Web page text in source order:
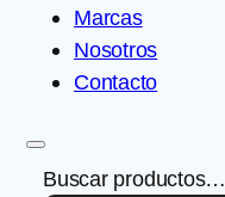
Marcas
Nosotros
Contacto
Buscar productos…